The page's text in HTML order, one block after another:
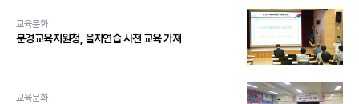
교육문화
문경교육지원청, 을지연습 사전 교육 가져
교육문화